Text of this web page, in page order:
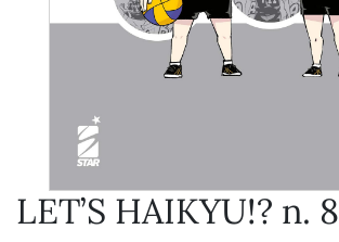
LET’S HAIKYU!? n. 8